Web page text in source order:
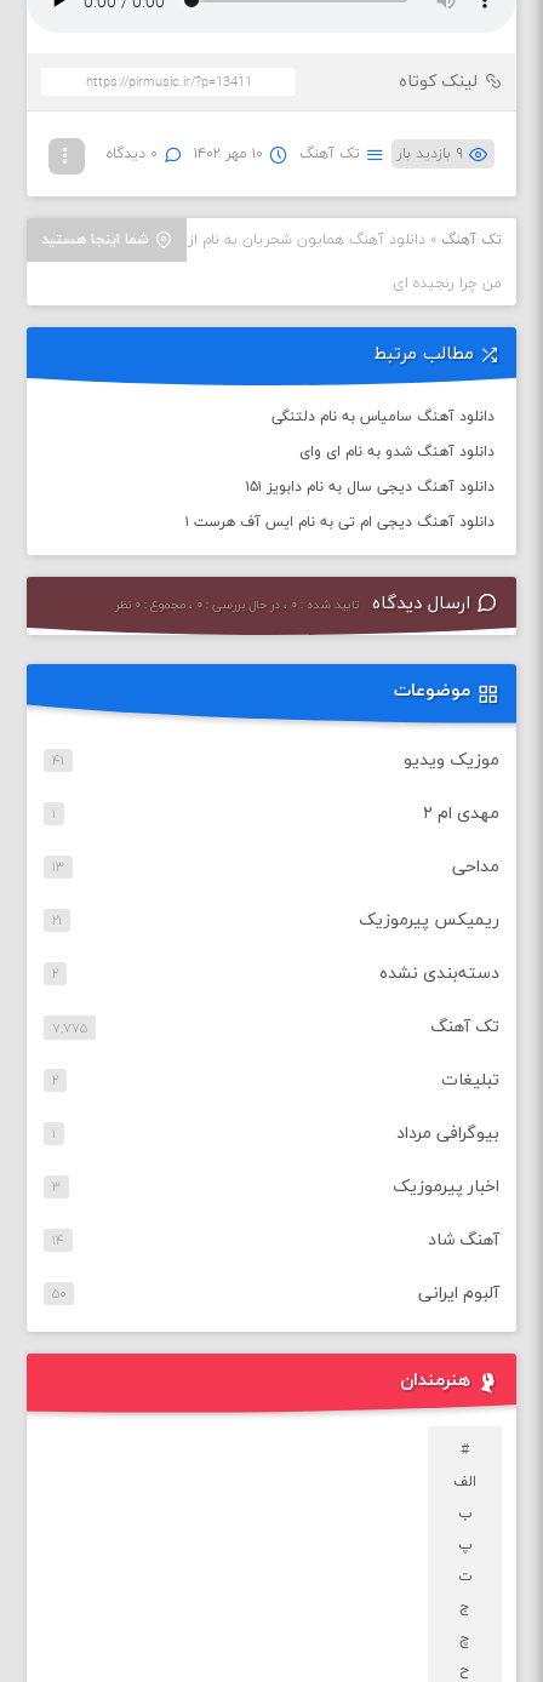
لینک کوتاه
۹ بازدید بار تک آهنگ ۱۰ مهر ۱۴۰۲ ۰ دیدگاه
شما اینجا هستید تک آهنگ »دانلود آهنگ همایون شجریان به نام از
من چرا رنجیده ای
مطالب مرتبط
دانلود آهنگ سامیاس به نام دلتنگی
دانلود آهنگ شدو به نام ای وای
دانلود آهنگ دیجی سال به نام دابویز ۱۵۱
دانلود آهنگ دیجی ام تی به نام ایس آف هرست ۱
ارسال دیدگاه تایید شده : ۰ ، در حال بررسی : ۰ ، مجموع : ۰ نظر
موضوعات
موزیک ویدیو ۴۱
مهدی ام ۲ ۱
مداحی ۱۳
ریمیکس پیرموزیک ۲۱
دسته‌بندی نشده ۲
تک آهنگ ۷,۷۷۵
تبلیغات ۲
بیوگرافی مرداد ۱
اخبار پیرموزیک ۳
آهنگ شاد ۱۴
آلبوم ایرانی ۵۰
هنرمندان
#
الف
ب
پ
ت
ج
چ
ح